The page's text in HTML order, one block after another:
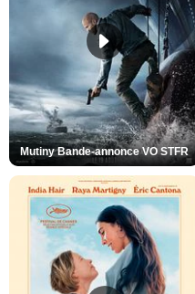
Mutiny Bande-annonce VO STFR